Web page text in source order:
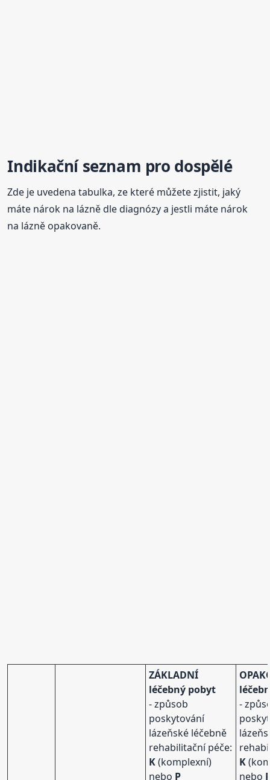
Indikační seznam pro dospělé
Zde je uvedena tabulka, ze které můžete zjistit, jaký
máte nárok na lázně dle diagnózy a jestli máte nárok
na lázně opakovaně.
ZÁKLADNÍ
léčebný pobyt
- způsob
poskytování
lázeňské léčebně
rehabilitační péče:
K(komplexní)
nebo P
-
K
nebo